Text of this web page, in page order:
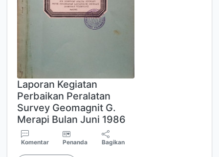
Laporan Kegiatan
Perbaikan Peralatan
Survey Geomagnit G.
Merapi Bulan Juni 1986
Komentar Penanda Bagikan